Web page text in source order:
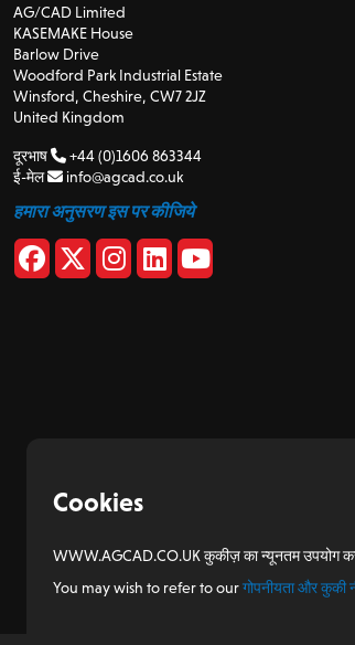
AG/CAD Limited
KASEMAKE House
Barlow Drive
Woodford Park Industrial Estate
Winsford, Cheshire, CW7 2JZ
United Kingdom
दूरभाष
+44 (0)1606 863344
ई-मेल
info@agcad.co.uk
हमारा अनुसरण इस पर कीजिये
Cookies
WWW.AGCAD.CO.UK कुकीज़ का न्यूनतम उपयोग
You may wish to refer to ourगोपनीयता और कुकी